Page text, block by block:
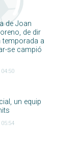
de Joan
de dir
temporada a
se campió
un equip